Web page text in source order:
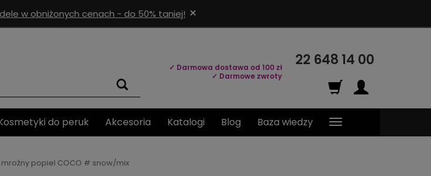
w obniżonych cenach - do 50% taniej! ×
✓ Darmowa dostawa od 100 zł
✓ Darmowe zwroty
22 648 14 00
do peruk Akcesoria Katalogi Blog Baza wiedzy
popiel COCO # snow/mix